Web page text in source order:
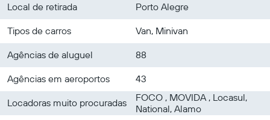
Local de retirada
Porto Alegre
Tipos de carros
Van, Minivan
Agências de aluguel
88
Agências em aeroportos
43
Locadoras muito procuradas
FOCO , MOVIDA , Locasul,
National, Alamo